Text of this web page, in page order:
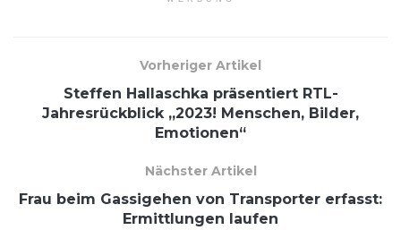
Vorheriger Artikel
Steffen Hallaschka präsentiert RTL-
Jahresrückblick „2023! Menschen, Bilder,
Emotionen“
Nächster Artikel
Frau beim Gassigehen von Transporter erfasst:
Ermittlungen laufen